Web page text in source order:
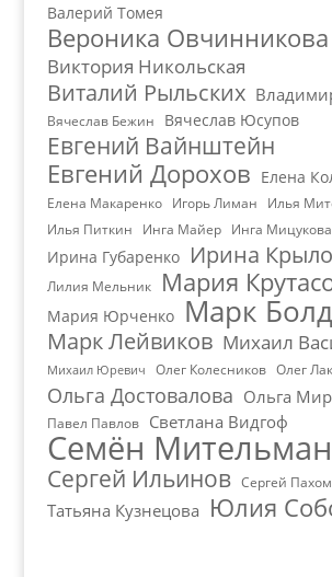
Валерий Томея
Вероника Овчинникова
Виктория Никольская
Виталий Рыльских
Вячеслав Бежин Вячеслав Юсупов
Евгений Вайнштейн
Евгений Дорохов Елена
Елена Макаренко Игорь Лиман
Илья
Илья Питкин
Инга Майер Инга Мицукова
Ирина Губаренко Ирина
Лилия Мельник Мария
Мария Юрченко Марк
Марк Лейвиков Михаил
Михаил Юревич Олег Колесников Олег
Ольга Достовалова Ольга
Павел Павлов Светлана Видгоф
Семён Мительман
Сергей Ильинов Сергей
Татьяна Кузнецова Юлия